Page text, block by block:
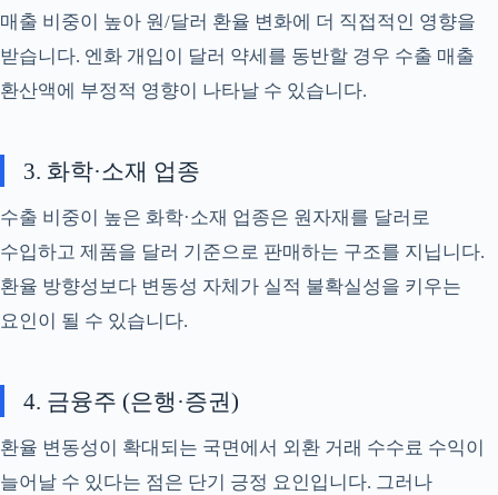
매출 비중이 높아 원/달러 환율 변화에 더 직접적인 영향을
받습니다. 엔화 개입이 달러 약세를 동반할 경우 수출 매출
환산액에 부정적 영향이 나타날 수 있습니다.
3. 화학·소재 업종
수출 비중이 높은 화학·소재 업종은 원자재를 달러로
수입하고 제품을 달러 기준으로 판매하는 구조를 지닙니다.
환율 방향성보다 변동성 자체가 실적 불확실성을 키우는
요인이 될 수 있습니다.
4. 금융주 (은행·증권)
환율 변동성이 확대되는 국면에서 외환 거래 수수료 수익이
늘어날 수 있다는 점은 단기 긍정 요인입니다. 그러나